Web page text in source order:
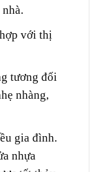
với thị
tương đối
nhàng,
gia đình.
nhựa